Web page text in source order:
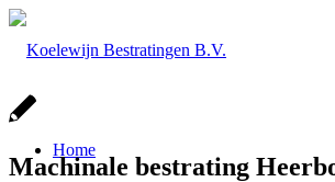
Home
Machinale bestrating